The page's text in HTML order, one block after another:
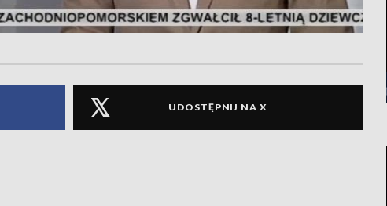
UDOSTĘPNIJ NA X